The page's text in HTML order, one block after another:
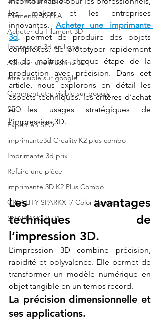
Filaments 3D PLA
Acheter du Filament 3D
Impression 3d en ligne
Acheter une machine 3D
etre visible sur google
Comment etre visible sur google
SEO
Expert en SEO
imprimante3d Creality K2 plus combo
Imprimante 3d prix
Refaire une pièce
imprimante 3D K2 Plus Combo
CREALITY SPARKX i7 Color Combo
SNAPMAKER U1
les makers et les entreprises
innovantes. Acheter une imprimante
3d. permet de produire des objets
complexes, de prototyper rapidement
et de maîtriser chaque étape de la
production avec précision. Dans cet
article, nous explorons en détail les
aspects techniques, les critères d’achat
et les usages stratégiques de
l’impression 3D.
Les avantages
techniques de
l’impression 3D.
L’impression 3D combine précision,
rapidité et polyvalence. Elle permet de
transformer un modèle numérique en
objet tangible en un temps record.
La précision dimensionnelle et
ses applications.